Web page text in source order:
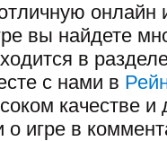
онлайн
вы найдете
в
с нами в
качестве и
о игре в